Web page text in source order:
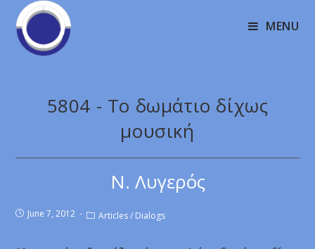
MENU
5804 - Το δωμάτιο δίχως
μουσική
Ν. Λυγερός
June 7, 2012 Articles / Dialogs